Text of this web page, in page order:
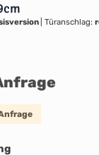
Türanschlag:
auswählen